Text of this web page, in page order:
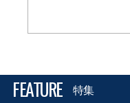
FEATURE 特集